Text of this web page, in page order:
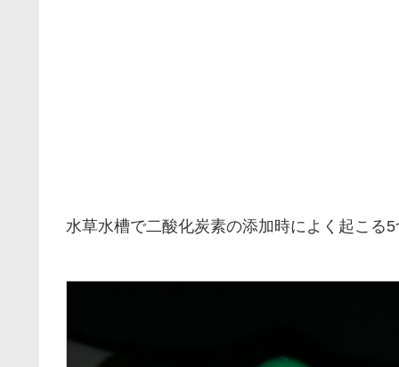
水草水槽で二酸化炭素の添加時によく起こる